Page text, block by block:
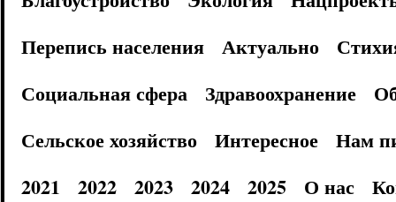
Перепись населения
Актуально
Социальная сфера
Здравоохранение
Сельское хозяйство
Интересное
Нам
2021
2022 2023 2024 2025 О нас